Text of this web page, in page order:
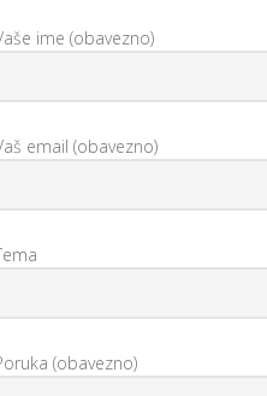
ime (obavezno)
email (obavezno)
(obavezno)